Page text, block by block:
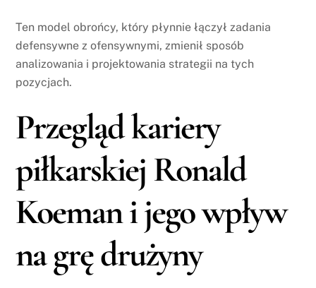
Ten model obrońcy, który płynnie łączył zadania
defensywne z ofensywnymi, zmienił sposób
analizowania i projektowania strategii na tych
pozycjach.
Przegląd kariery
piłkarskiej Ronald
Koeman i jego wpływ
na grę drużyny